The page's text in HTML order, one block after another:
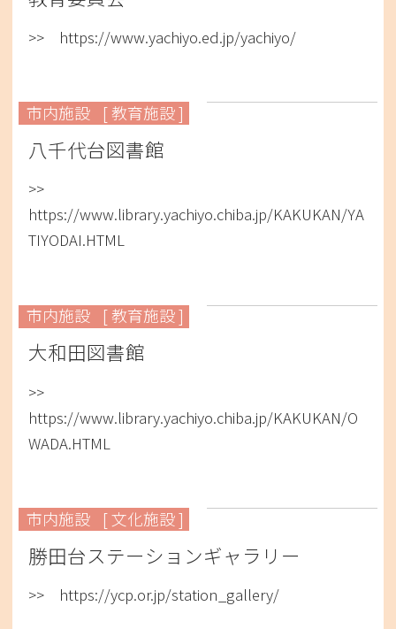
>> https://www.yachiyo.ed.jp/yachiyo/
市内施設 [ 教育施設 ]
八千代台図書館
>>
https://www.library.yachiyo.chiba.jp/KAKUKAN/YA
TIYODAI.HTML
市内施設 [ 教育施設 ]
大和田図書館
>>
https://www.library.yachiyo.chiba.jp/KAKUKAN/O
WADA.HTML
市内施設 [ 文化施設 ]
勝田台ステーションギャラリー
>> https://ycp.or.jp/station_gallery/